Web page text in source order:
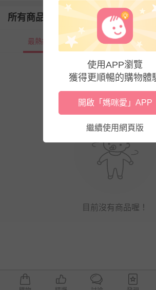
所有商品
最熱銷 新上市
目前沒有商品喔！
使用APP瀏覽
獲得更順暢的購物體
開啟「媽咪愛」APP
繼續使用網頁版